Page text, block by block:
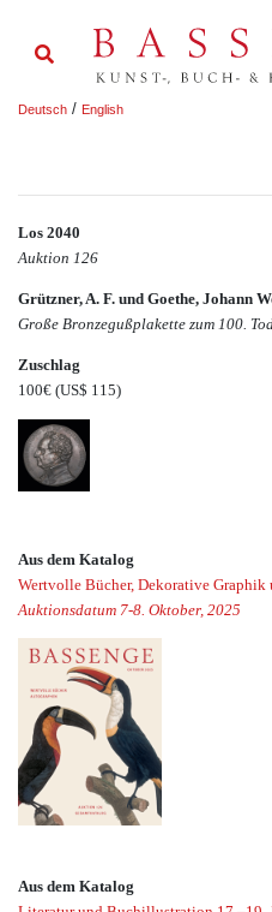
Deutsch / English
Los 2040
Auktion 126
Grützner, A. F. und Goethe, Johann
Große Bronzegußplakette zum 100.
Zuschlag
100€ (US$ 115)
Aus dem Katalog
Wertvolle Bücher, Dekorative Graphik
Auktionsdatum 7-8. Oktober, 2025
Aus dem Katalog